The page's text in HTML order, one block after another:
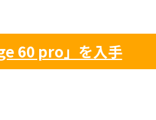
60 pro」を入手